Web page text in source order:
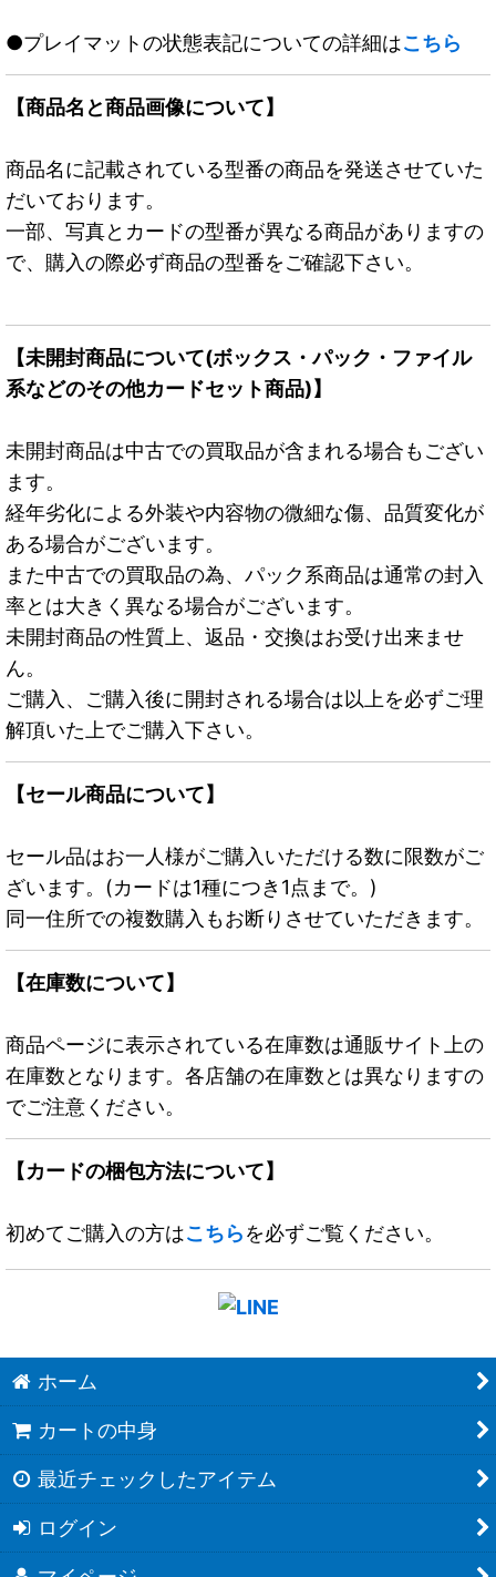
●プレイマットの状態表記についての詳細はこちら
【商品名と商品画像について】
商品名に記載されている型番の商品を発送させていた
だいております。
一部、写真とカードの型番が異なる商品がありますの
で、購入の際必ず商品の型番をご確認下さい。
【未開封商品について(ボックス・パック・ファイル
系などのその他カードセット商品)】
未開封商品は中古での買取品が含まれる場合もござい
ます。
経年劣化による外装や内容物の微細な傷、品質変化が
ある場合がございます。
また中古での買取品の為、パック系商品は通常の封入
率とは大きく異なる場合がございます。
未開封商品の性質上、返品・交換はお受け出来ませ
ん。
ご購入、ご購入後に開封される場合は以上を必ずご理
解頂いた上でご購入下さい。
【セール商品について】
セール品はお一人様がご購入いただける数に限数がご
ざいます。(カードは1種につき1点まで。)
同一住所での複数購入もお断りさせていただきます。
【在庫数について】
商品ページに表示されている在庫数は通販サイト上の
在庫数となります。各店舗の在庫数とは異なりますの
でご注意ください。
【カードの梱包方法について】
初めてご購入の方はこちらを必ずご覧ください。
ホーム
カートの中身
最近チェックしたアイテム
ログイン